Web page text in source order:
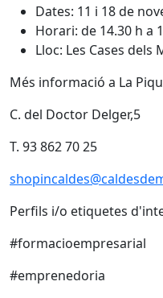
Dates: 11 i 18 de
Horari: de 14.30 h a
Lloc: Les Cases dels
Més informació a La
C. del Doctor Delger,5
T. 93 862 70 25
Perfils i/o etiquetes
#formacioempresarial
#emprenedoria